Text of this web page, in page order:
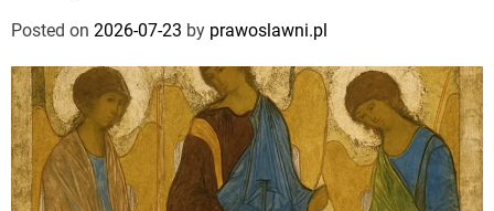
Posted on 2026-07-23 by prawoslawni.pl